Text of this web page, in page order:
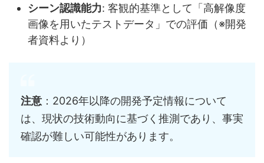
シーン認識能力: 客観的基準として「高解像度
画像を用いたテストデータ」での評価（※開発
者資料より）
注意 ：2026年以降の開発予定情報について
は、現状の技術動向に基づく推測であり、事実
確認が難しい可能性があります。